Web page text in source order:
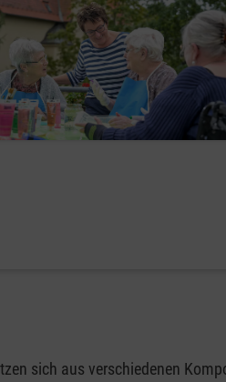
sich aus verschiedenen